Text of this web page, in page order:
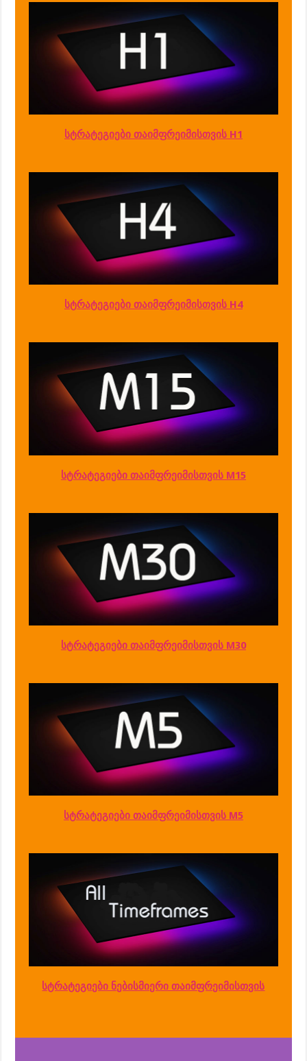
სტრატეგიები თაიმფრეიმისთვის H1
სტრატეგიები თაიმფრეიმისთვის H4
სტრატეგიები თაიმფრეიმისთვის M15
სტრატეგიები თაიმფრეიმისთვის M30
სტრატეგიები თაიმფრეიმისთვის M5
სტრატეგიები ნებისმიერი თაიმფრეიმისთვის